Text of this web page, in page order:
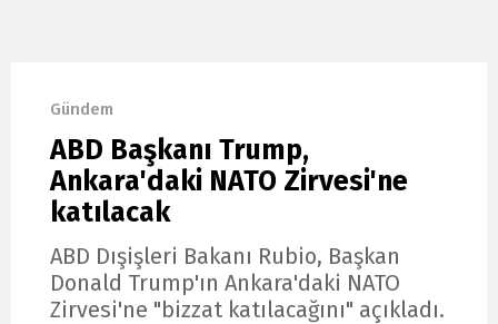
Gündem
ABD Başkanı Trump,
Ankara'daki NATO Zirvesi'ne
katılacak
ABD Dışişleri Bakanı Rubio, Başkan
Donald Trump'ın Ankara'daki NATO
Zirvesi'ne "bizzat katılacağını" açıkladı.